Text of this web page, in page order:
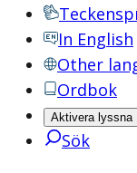
In English
Other
Ordbok
Aktivera lyssna
Sök